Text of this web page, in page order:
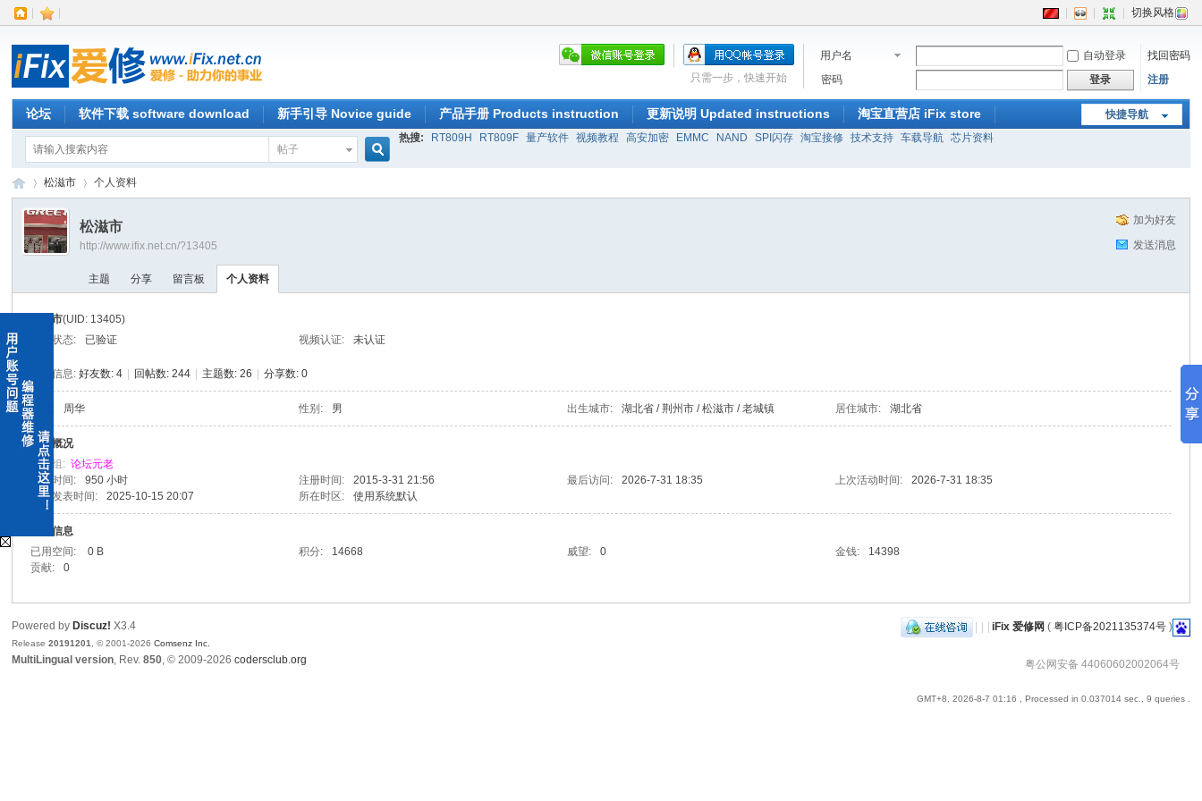
切换风格
用户名 自动登录
找回密码
密码
登录 注册
只需一步，快速开始
快捷导航
论坛 软件下载 software download 新手引导 Novice guide 产品手册 Products instruction 更新说明 Updated instructions 淘宝直营店 iFix store
帖子
热搜: RT809H RT809F 量产软件 视频教程 高安加密 EMMC NAND SPI闪存 淘宝接修 技术支持 车载导航 芯片资料
›
松滋市 个人资料
加为好友
发送消息
松滋市
http://www.ifix.net.cn/?13405
主题 分享 留言板 个人资料
松滋市(UID: 13405)
邮箱状态:
已验证 视频认证: 未认证
统计信息: 好友数: 4 回帖数: 244 主题数: 26 分享数: 0
姓名: 周华 性别: 男 出生城市: 湖北省 / 荆州市 / 松滋市 / 老城镇 居住城市: 湖北省
活跃概况
用户组:论坛元老
在线时间:
950 小时 注册时间: 2015-3-31 21:56 最后访问: 2026-7-31 18:35 上次活动时间:
2026-7-31 18:35
上次发表时间:
2025-10-15 20:07 所在时区: 使用系统默认
统计信息
已用空间:
0 B 积分: 14668 威望: 0 金钱:
14398
贡献:
0
| | | iFix 爱修网 ( 粤ICP备2021135374号)
粤公网安备 44060602002064号
GMT+8, 2026-8-7 01:16 , Processed in 0.037014 sec., 9 queries .
Powered by Discuz! X3.4
Release20191201 , © 2001-2026Comsenz Inc.
MultiLingual version, Rev.850, © 2009-2026codersclub.org